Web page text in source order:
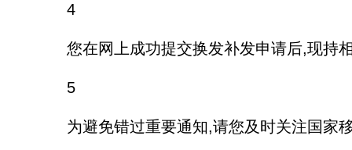
4
您在网上成功提交换发补发申请后,现持
5
为避免错过重要通知,请您及时关注国家